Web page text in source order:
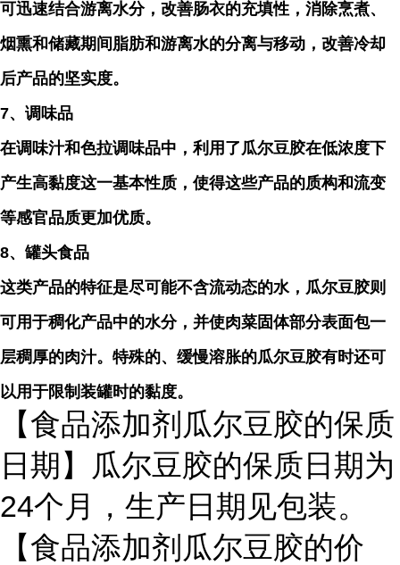
可迅速结合游离水分，改善肠衣的充填性，消除烹煮、
烟熏和储藏期间脂肪和游离水的分离与移动，改善冷却
后产品的坚实度。
7、调味品
在调味汁和色拉调味品中，利用了瓜尔豆胶在低浓度下
产生高黏度这一基本性质，使得这些产品的质构和流变
等感官品质更加优质。
8、罐头食品
这类产品的特征是尽可能不含流动态的水，瓜尔豆胶则
可用于稠化产品中的水分，并使肉菜固体部分表面包一
层稠厚的肉汁。特殊的、缓慢溶胀的瓜尔豆胶有时还可
以用于限制装罐时的黏度。
【食品添加剂瓜尔豆胶的保质
日期】瓜尔豆胶的保质日期为
24个月，生产日期见包装。
【食品添加剂瓜尔豆胶的价